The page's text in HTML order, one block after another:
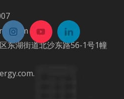
东湖街道北沙东路56-1号1幢